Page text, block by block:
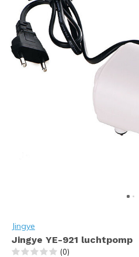
Jingye
Jingye YE-921 luchtpomp
(0)